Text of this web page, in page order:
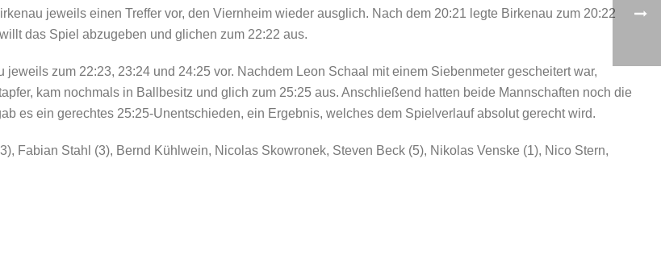
jeweils einen Treffer vor, den Viernheim wieder ausglich. Nach dem 20:21 legte Birkenau zum 20:22
das Spiel abzugeben und glichen zum 22:22 aus.
zum 22:23, 23:24 und 24:25 vor. Nachdem Leon Schaal mit einem Siebenmeter gescheitert war,
kam nochmals in Ballbesitz und glich zum 25:25 aus. Anschließend hatten beide Mannschaften noch die
es ein gerechtes 25:25-Unentschieden, ein Ergebnis, welches dem Spielverlauf absolut gerecht wird.
Fabian Stahl (3), Bernd Kühlwein, Nicolas Skowronek, Steven Beck (5), Nikolas Venske (1), Nico Stern,